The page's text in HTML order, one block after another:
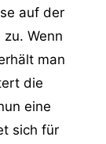
auf der
Wenn
man
die
eine
sich für